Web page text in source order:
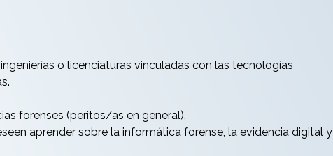
o licenciaturas vinculadas con las tecnologías
forenses (peritos/as en general).
aprender sobre la informática forense, la evidencia digital y